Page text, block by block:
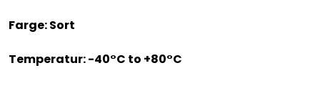
Farge: Sort
Temperatur: -40°C to +80°C